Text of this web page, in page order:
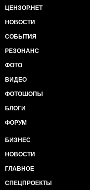
ЦЕНЗОР.НЕТ
НОВОСТИ
СОБЫТИЯ
РЕЗОНАНС
ФОТО
ВИДЕО
ФОТОШОПЫ
БЛОГИ
ФОРУМ
БИЗНЕС
НОВОСТИ
ГЛАВНОЕ
СПЕЦПРОЕКТЫ